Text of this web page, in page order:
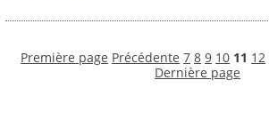
Première page Précédente 7 8 9 10 11 12
Dernière page